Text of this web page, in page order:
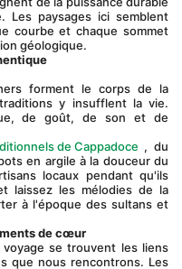
paysages ici semblent
courbe et chaque sommet
géologique.
y insufflent la vie.
de goût, de son et de
de Cappadoce , du
en argile à la douceur du
locaux pendant qu'ils
laissez les mélodies de la
à l'époque des sultans et
de cœur
que nous rencontrons. Les